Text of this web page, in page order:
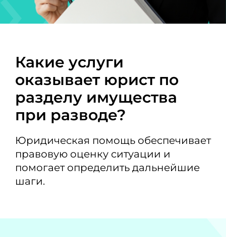
Какие услуги
оказывает юрист по
разделу имущества
при разводе?
Юридическая помощь обеспечивает
правовую оценку ситуации и
помогает определить дальнейшие
шаги.